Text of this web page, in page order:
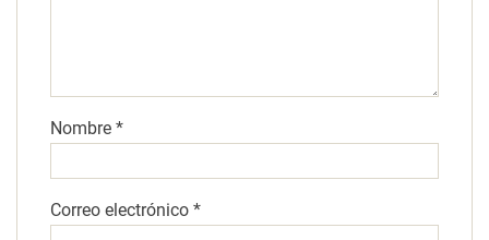
Nombre *
Correo electrónico *